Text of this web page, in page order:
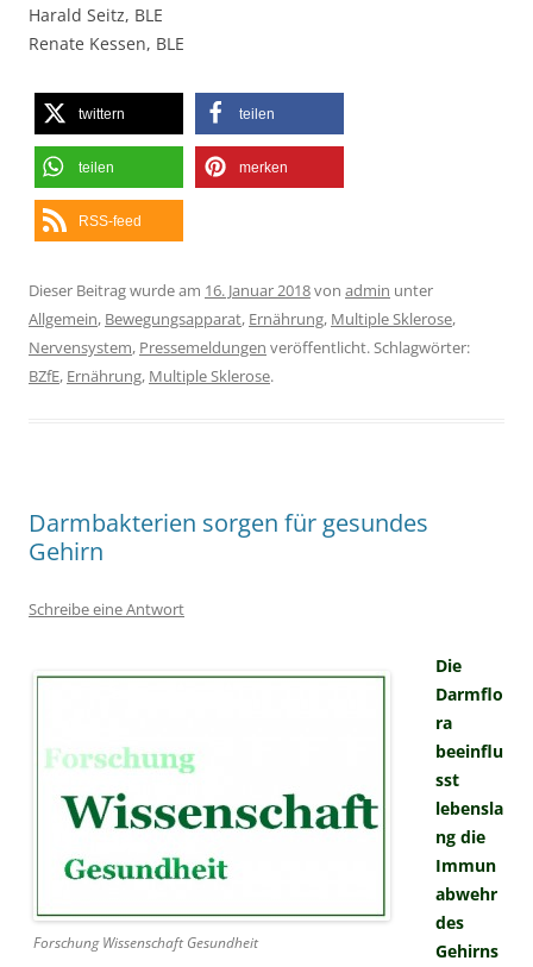
Harald Seitz, BLE
Renate Kessen, BLE
twittern teilen
teilen merken
RSS-feed
Dieser Beitrag wurde am 16. Januar 2018von admin unter
Allgemein, Bewegungsapparat, Ernährung, Multiple Sklerose,
Nervensystem, Pressemeldungen veröffentlicht. Schlagwörter:
BZfE, Ernährung, Multiple Sklerose.
Darmbakterien sorgen für gesundes
Gehirn
Schreibe eine Antwort
Forschung Wissenschaft Gesundheit
Die
Darmflo
ra
beeinflu
sst
lebensla
ng die
Immun
abwehr
des
Gehirns